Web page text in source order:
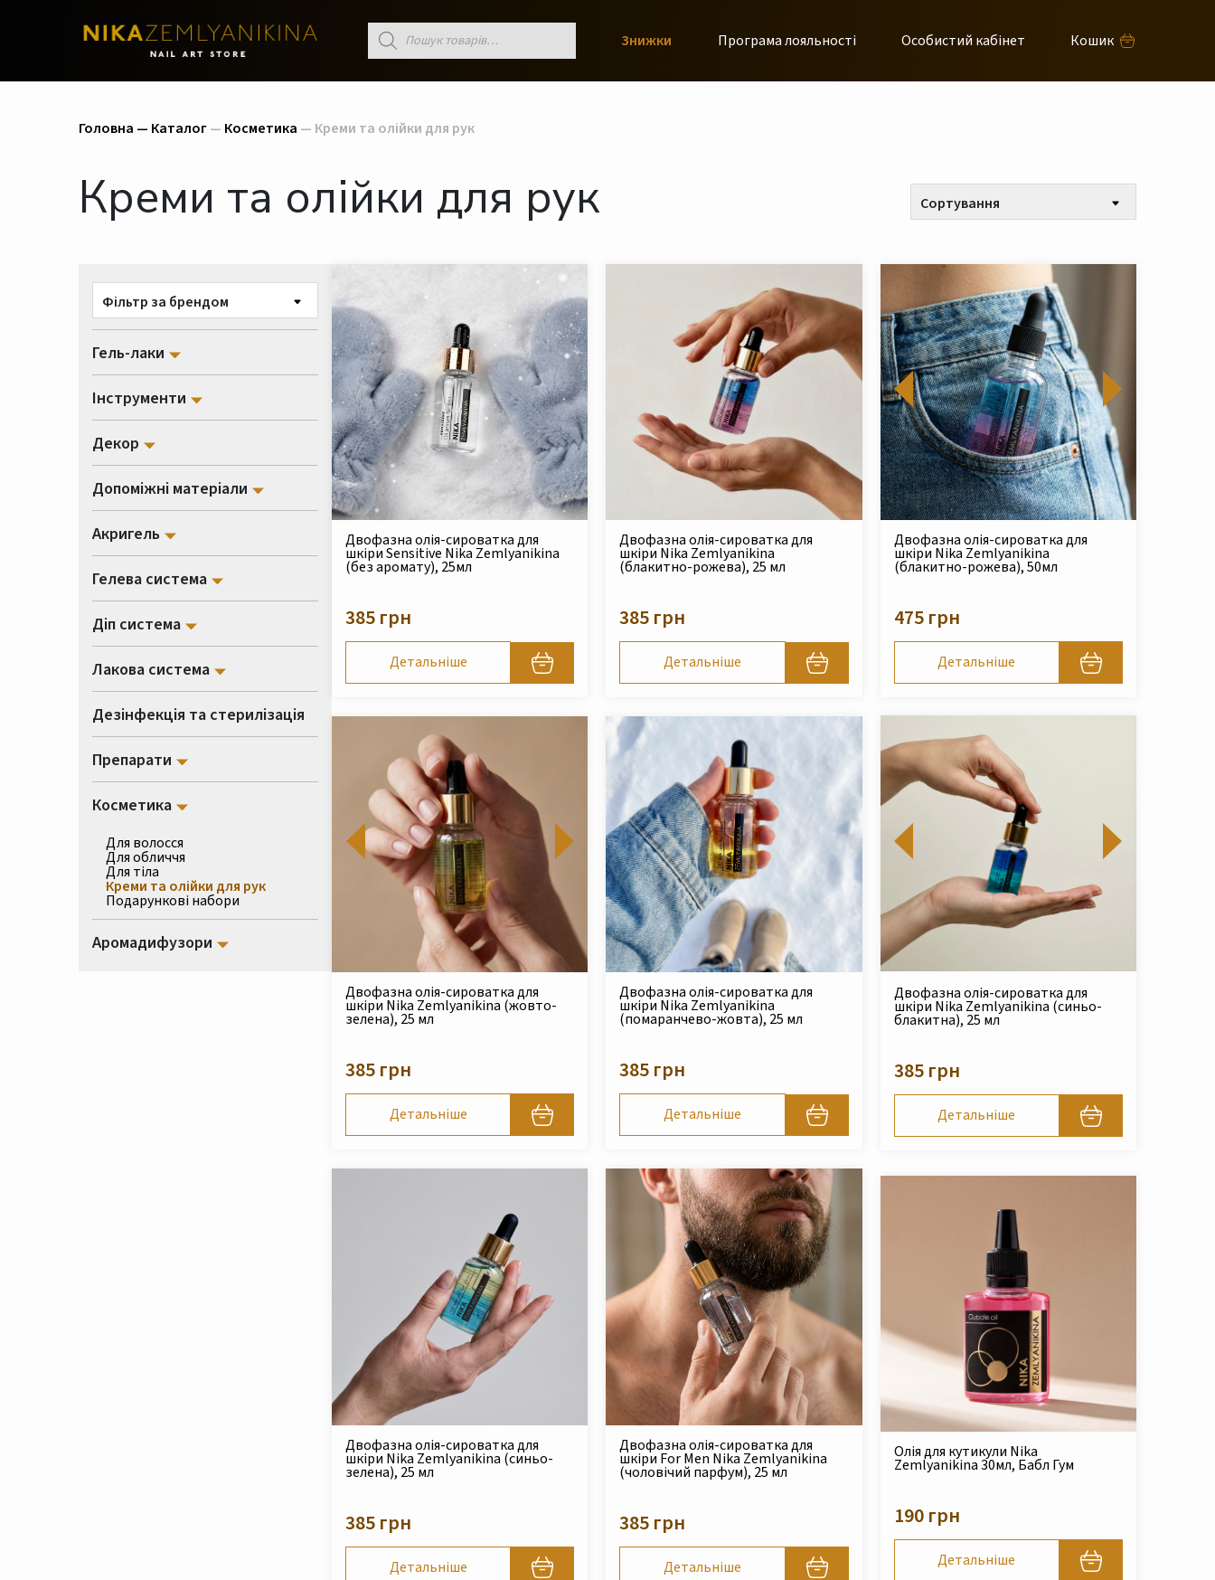
Пошук
товарів Знижки Програма лояльності Особистий кабінет Кошик
Головна — Каталог— Косметика — Креми та олійки для рук
Креми та олійки для рук Сортування
Фільтр за брендом
Гель-лаки
Інструменти
Декор
Допоміжні матеріали
Акригель
Гелева система
Діп система
Лакова система
Дезінфекція та стерилізація
Препарати
Косметика
Для волосся
Для обличчя
Для тіла
Креми та олійки для рук
Подарункові набори
Аромадифузори
Двофазна олія-сироватка для
шкіри Sensitive Nika Zemlyanikina
(без аромату), 25мл
385 грн
Детальніше
Двофазна олія-сироватка для
шкіри Nika Zemlyanikina
(блакитно-рожева), 25 мл
385 грн
Детальніше
Двофазна олія-сироватка для
шкіри Nika Zemlyanikina
(блакитно-рожева), 50мл
475 грн
Детальніше
Двофазна олія-сироватка для
шкіри Nika Zemlyanikina (жовто-
зелена), 25 мл
385 грн
Детальніше
Двофазна олія-сироватка для
шкіри Nika Zemlyanikina
(помаранчево-жовта), 25 мл
385 грн
Детальніше
Двофазна олія-сироватка для
шкіри Nika Zemlyanikina (синьо-
блакитна), 25 мл
385 грн
Детальніше
Двофазна олія-сироватка для
шкіри Nika Zemlyanikina (синьо-
зелена), 25 мл
385 грн
Детальніше
Двофазна олія-сироватка для
шкіри For Men Nika Zemlyanikina
(чоловічий парфум), 25 мл
385 грн
Детальніше
Олія для кутикули Nika
Zemlyanikina 30мл, Бабл Гум
190 грн
Детальніше